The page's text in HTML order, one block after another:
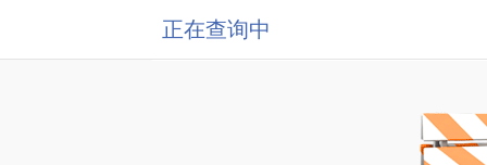
正在查询中